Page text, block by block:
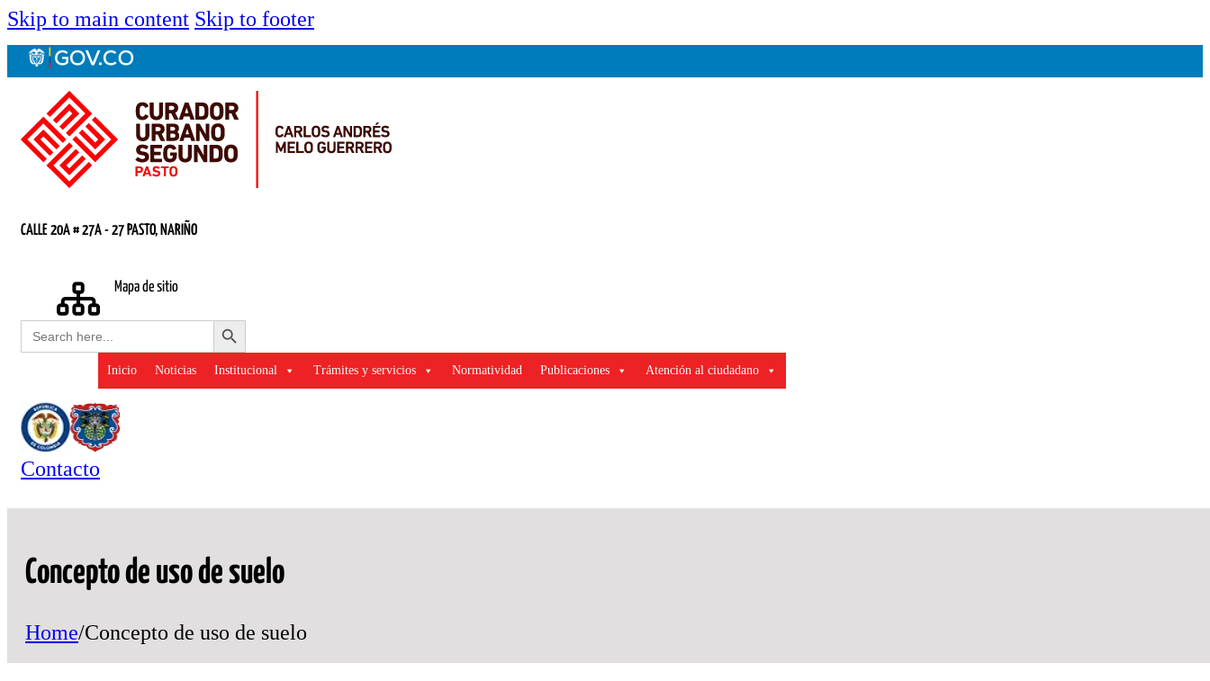
Skip to main content Skip to footer
CALLE 20A # 27A - 27 PASTO, NARIÑO
Mapa de sitio
Search
for:
Search Button
Inicio Noticias Institucional Trámites y servicios Normatividad Publicaciones Atención al ciudadano
Contacto
Concepto de uso de suelo
Home/Concepto de uso de suelo